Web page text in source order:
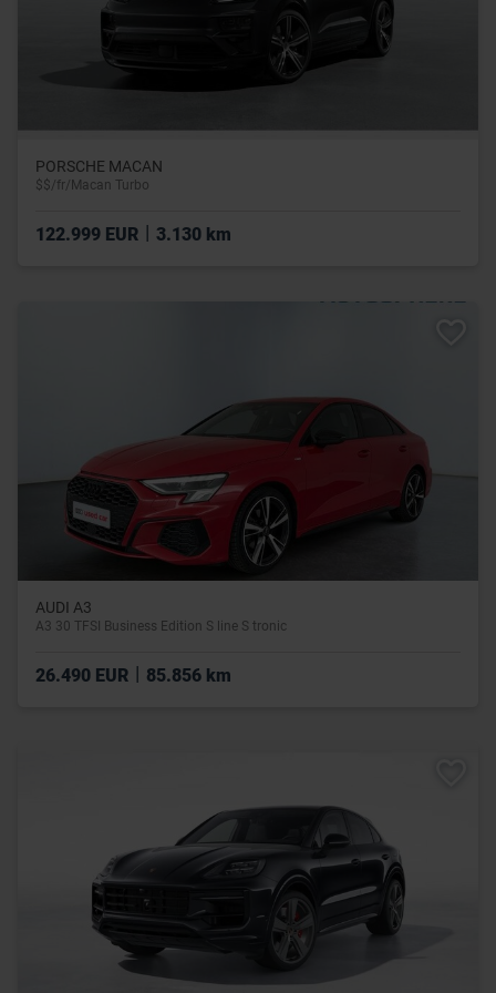
PORSCHE MACAN
$$/fr/Macan Turbo
122.999 EUR 3.130 km
AUDI A3
A3 30 TFSI Business Edition S line S tronic
26.490 EUR | 85.856 km